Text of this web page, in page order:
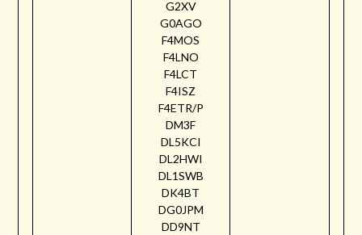
G2XV
G0AGO
F4MOS
F4LNO
F4LCT
F4ISZ
F4ETR/P
DM3F
DL5KCI
DL2HWI
DL1SWB
DK4BT
DG0JPM
DD9NT